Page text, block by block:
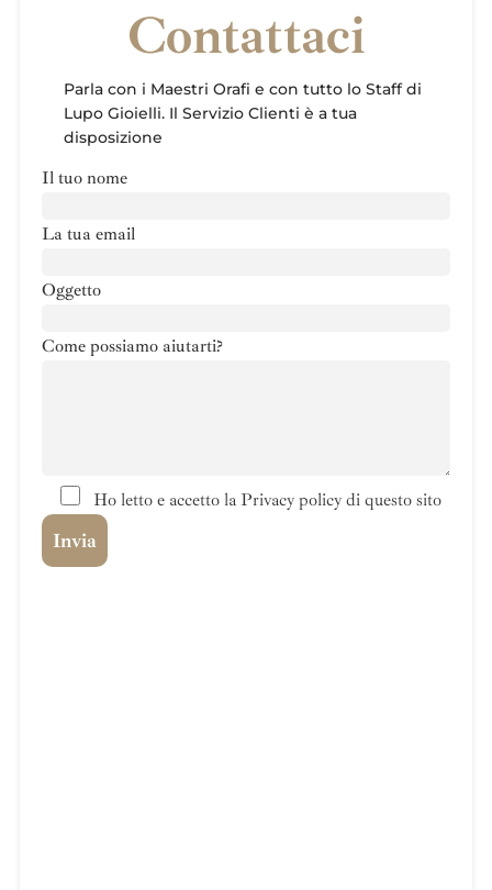
Contattaci
Parla con i Maestri Orafi e con tutto lo Staff di
Lupo Gioielli. Il Servizio Clienti è a tua
disposizione
Il tuo nome
La tua email
Oggetto
Come possiamo aiutarti?
Ho letto e accetto la Privacy policy di questo sito